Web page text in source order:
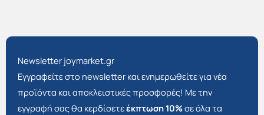
Newsletter joymarket.gr
Εγγραφείτε στο newsletter και ενημερωθείτε για νέα
προϊόντα και αποκλειστικές προσφορές! Με την
εγγραφή σας θα κερδίσετεέκπτωση 10%σε όλα τα